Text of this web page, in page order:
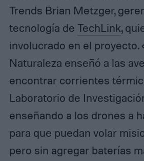
Trends Brian Metzger,
tecnología de TechLink,
involucrado en el proyecto.
Naturaleza enseñó a las
encontrar corrientes
Laboratorio de
enseñando a los drones a
para que puedan volar
pero sin agregar baterías